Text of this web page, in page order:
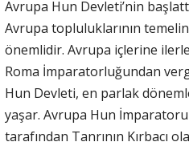
Avrupa Hun Devleti’nin
Avrupa topluluklarının
önemlidir. Avrupa içlerine
Roma İmparatorluğundan
Hun Devleti, en parlak
yaşar. Avrupa Hun
tarafından Tanrının Kırbacı